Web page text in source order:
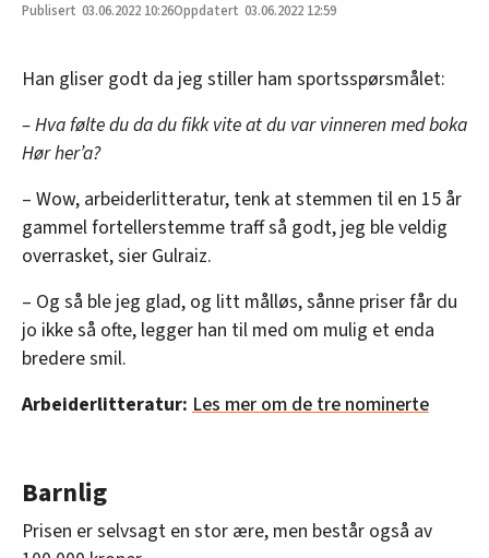
03.06.2022 10:26 03.06.2022 12:59
Han gliser godt da jeg stiller ham sportsspørsmålet:
– Hva følte du da du fikk vite at du var vinneren med boka
Hør her’a?
– Wow, arbeiderlitteratur, tenk at stemmen til en 15 år
gammel fortellerstemme traff så godt, jeg ble veldig
overrasket, sier Gulraiz.
– Og så ble jeg glad, og litt målløs, sånne priser får du
jo ikke så ofte, legger han til med om mulig et enda
bredere smil.
Arbeiderlitteratur: Les mer om de tre nominerte
Barnlig
Prisen er selvsagt en stor ære, men består også av